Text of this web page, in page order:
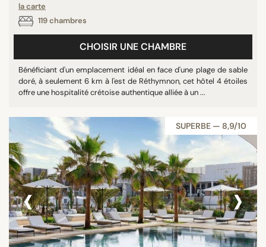
la carte
119 chambres
CHOISIR UNE CHAMBRE
Bénéficiant d'un emplacement idéal en face d'une plage de sable
doré, à seulement 6 km à l'est de Réthymnon, cet hôtel 4 étoiles
offre une hospitalité crétoise authentique alliée à un ...
SUPERBE — 8,9/10
‹ ›